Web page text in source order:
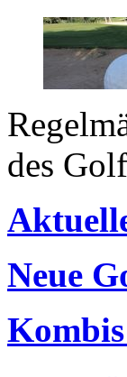
des
Neue